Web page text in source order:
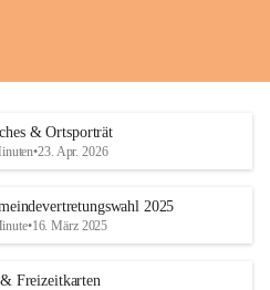
& Ortsporträt
•23. Apr. 2026
2025
•16. März 2025
Freizeitkarten